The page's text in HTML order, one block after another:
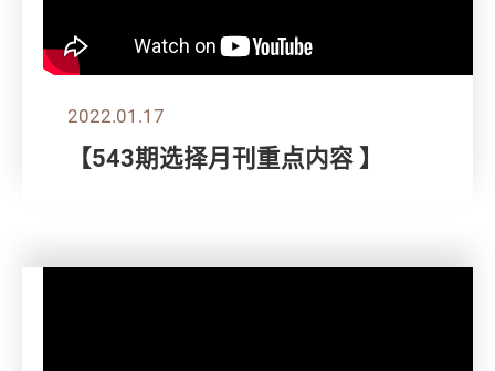
2022.01.17
【543期选择月刊重点内容 】